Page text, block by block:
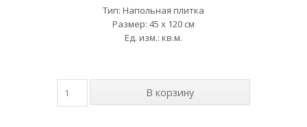
Тип: Напольная плитка
Размер: 45 x 120 см
Ед. изм.: кв.м.